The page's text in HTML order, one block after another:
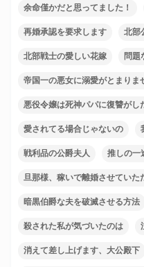
余命僅かだと思ってました！
再婚承認を要求します 北部
北部戦士の愛しい花嫁 問題
帝国一の悪女に溺愛がとまりま
悪役令嬢は死神パパに復讐がし
愛されてる場合じゃないの
戦利品の公爵夫人 推しの一
旦那様、稼いで離婚させていた
暗黒伯爵な夫を破滅させる方法
殺された私が気づいたのは
消えて差し上げます、大公殿下